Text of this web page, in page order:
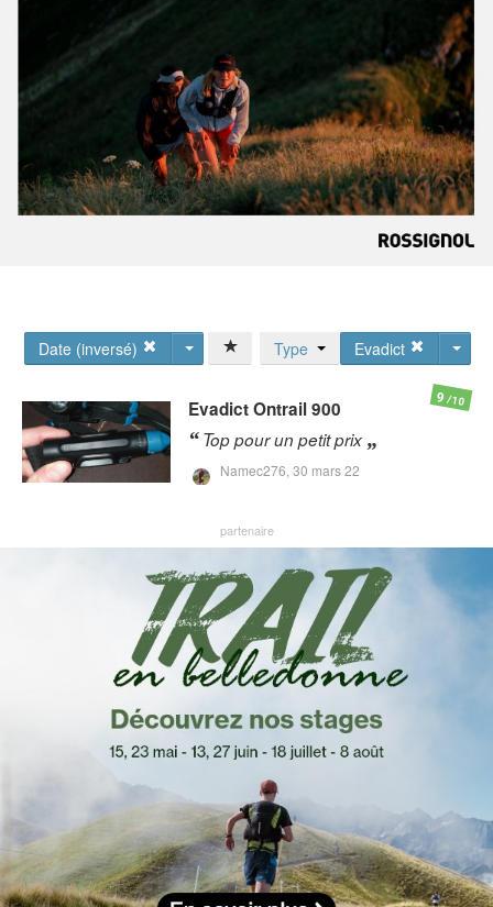
Date (inversé) Evadict
Type
EvadictOntrail 900
Top pour un petit prix
Namec276, 30 mars 22
9/10